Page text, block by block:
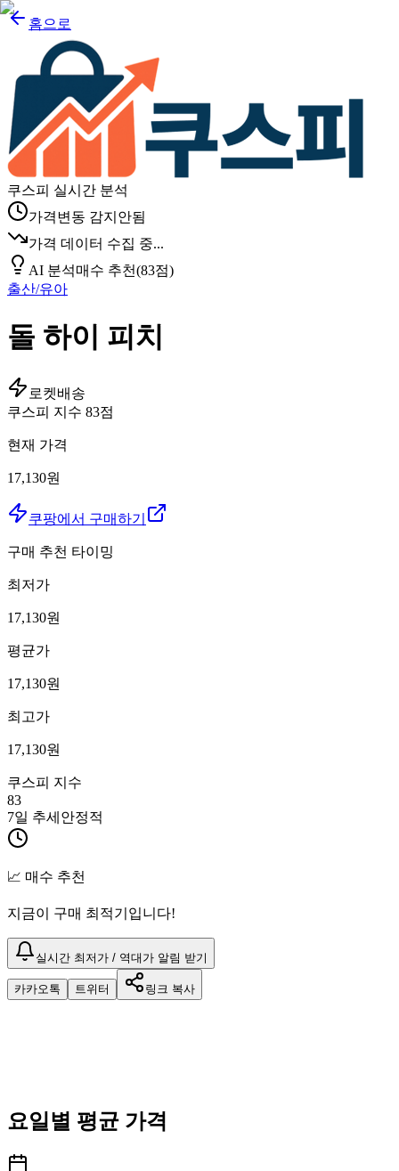
홈으로
쿠스피 실시간 분석
가격변동 감지안됨
가격 데이터 수집 중...
AI 분석매수 추천(83점)
출산/유아
돌 하이 피치
로켓배송
쿠스피 지수 83점
현재 가격
17,130원
쿠팡에서 구매하기
구매 추천 타이밍
최저가
17,130원
평균가
17,130원
최고가
17,130원
쿠스피 지수
83
7일 추세 안정적
📈 매수 추천
지금이 구매 최적기입니다!
실시간 최저가 / 역대가 알림 받기
카카오톡 트위터 링크 복사
요일별 평균 가격